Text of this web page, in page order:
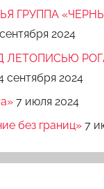
ГРУППА
2024
ЛЕТОПИСЬЮ
сентября 2024
7 июля 2024
без границ» 7